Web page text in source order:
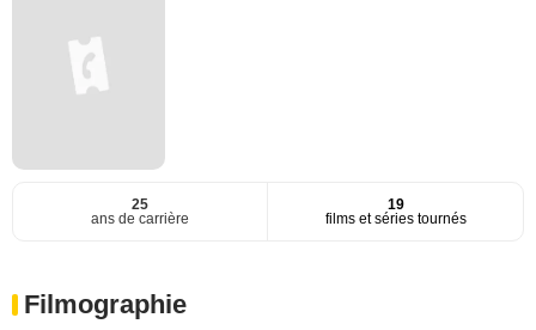
25
ans de carrière
19
films et séries tournés
Filmographie